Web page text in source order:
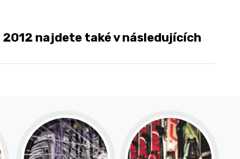
2012 najdete také v následujících